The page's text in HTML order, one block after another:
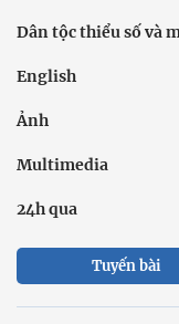
Dân tộc thiểu số và
English
Ảnh
Multimedia
24h qua
Tuyến bài